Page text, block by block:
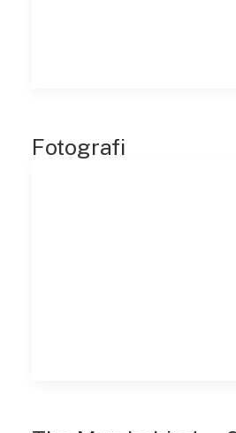
Fotografi